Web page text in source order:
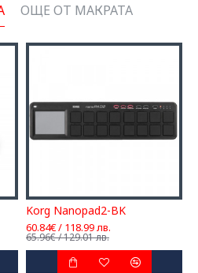
ОЩЕ ОТ МАКРАТА
Korg Nanopad2-BK
60.84€ / 118.99 лв.
65.96€ / 129.01 лв.